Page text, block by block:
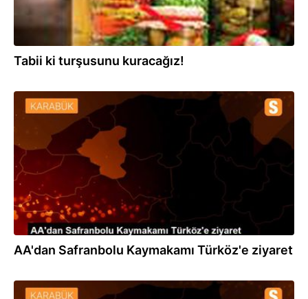
Tabii ki turşusunu kuracağız!
15.09.2020
AA'dan Safranbolu Kaymakamı Türköz'e ziyaret
15.09.2020